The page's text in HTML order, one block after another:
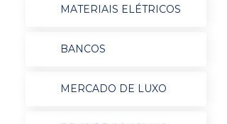
MATERIAIS ELÉTRICOS
BANCOS
MERCADO DE LUXO